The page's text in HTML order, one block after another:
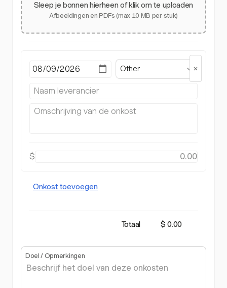
Sleep je bonnen hierheen of klik om te uploaden
Afbeeldingen en PDFs (max 10 MB per stuk)
Other
$
Onkost toevoegen
Totaal $ 0.00
Doel / Opmerkingen